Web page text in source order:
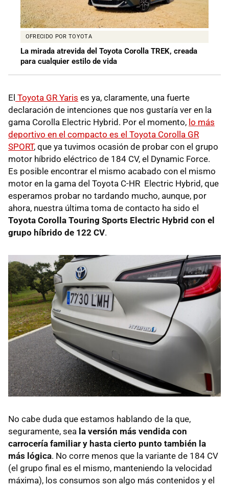
OFRECIDO POR TOYOTA
La mirada atrevida del Toyota Corolla TREK, creada
para cualquier estilo de vida
El Toyota GR Yaris es ya, claramente, una fuerte
declaración de intenciones que nos gustaría ver en la
gama Corolla Electric Hybrid. Por el momento, lo más
deportivo en el compacto es el Toyota Corolla GR
SPORT, que ya tuvimos ocasión de probar con el grupo
motor híbrido eléctrico de 184 CV, el Dynamic Force.
Es posible encontrar el mismo acabado con el mismo
motor en la gama del Toyota C-HR Electric Hybrid, que
esperamos probar no tardando mucho, aunque, por
ahora, nuestra última toma de contacto ha sido el
Toyota Corolla Touring Sports Electric Hybrid con el
grupo híbrido de 122 CV.
No cabe duda que estamos hablando de la que,
seguramente, sea la versión más vendida con
carrocería familiar y hasta cierto punto también la
más lógica. No corre menos que la variante de 184 CV
(el grupo final es el mismo, manteniendo la velocidad
máxima), los consumos son algo más contenidos y el